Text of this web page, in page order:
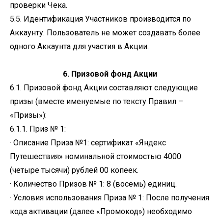
проверки Чека.
5.5. Идентификация Участников производится по
Аккаунту. Пользователь не может создавать более
одного Аккаунта для участия в Акции.
6. Призовой фонд Акции
6.1. Призовой фонд Акции составляют следующие
призы (вместе именуемые по тексту Правил –
«Призы»):
6.1.1. Приз № 1:
· Описание Приза №1: сертификат «Яндекс
Путешествия» номинальной стоимостью 4000
(четыре тысячи) рублей 00 копеек.
· Количество Призов № 1: 8 (восемь) единиц.
· Условия использования Приза № 1: После получения
кода активации (далее «Промокод») необходимо